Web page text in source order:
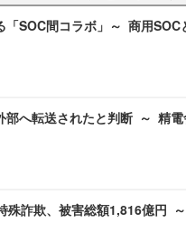
「SOC間コラボ」～ 商用
部へ転送されたと判断 ～ 精
殊詐欺、被害総額1,816億円